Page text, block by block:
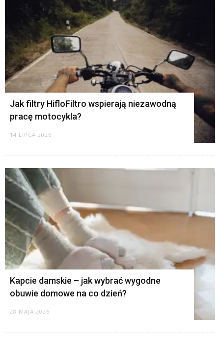
Jak filtry HifloFiltro wspierają niezawodną
pracę motocykla?
14 LIPCA 2026
Kapcie damskie – jak wybrać wygodne
obuwie domowe na co dzień?
28 MAJA 2026